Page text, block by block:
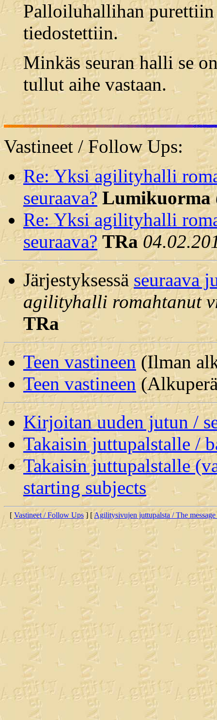
Palloiluhallihan
tiedostettiin.
Minkäs seuran halli se
tullut aihe vastaan.
Vastineet / Follow Ups:
Re: Yksi agilityhalli
seuraava? Lumikuorma
Re: Yksi agilityhalli
seuraava? TRa
Järjestyksessä seuraava
agilityhalli romahtanut
TRa
Teen vastineen(Ilman
Teen vastineen
Kirjoitan uuden jutun /
Takaisin juttupalstalle /
Takaisin juttupalstalle
starting subjects
[ Vastineet / Follow Ups] [Agilitysivujen juttupalsta / The